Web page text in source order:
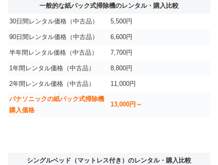
一般的な紙パック式掃除機のレンタル・購入比較
30日間レンタル価格（中古品） 5,500円
90日間レンタル価格（中古品） 6,600円
半年間レンタル価格（中古品） 7,700円
1年間レンタル価格（中古品） 8,800円
2年間レンタル価格（中古品） 11,000円
パナソニックの紙パック式掃除機
購入価格
13,000円～
シングルベッド（マットレス付き）のレンタル・購入比較